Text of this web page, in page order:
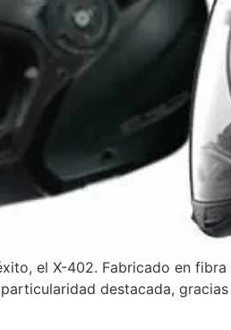
el X-402. Fabricado en
destacada,